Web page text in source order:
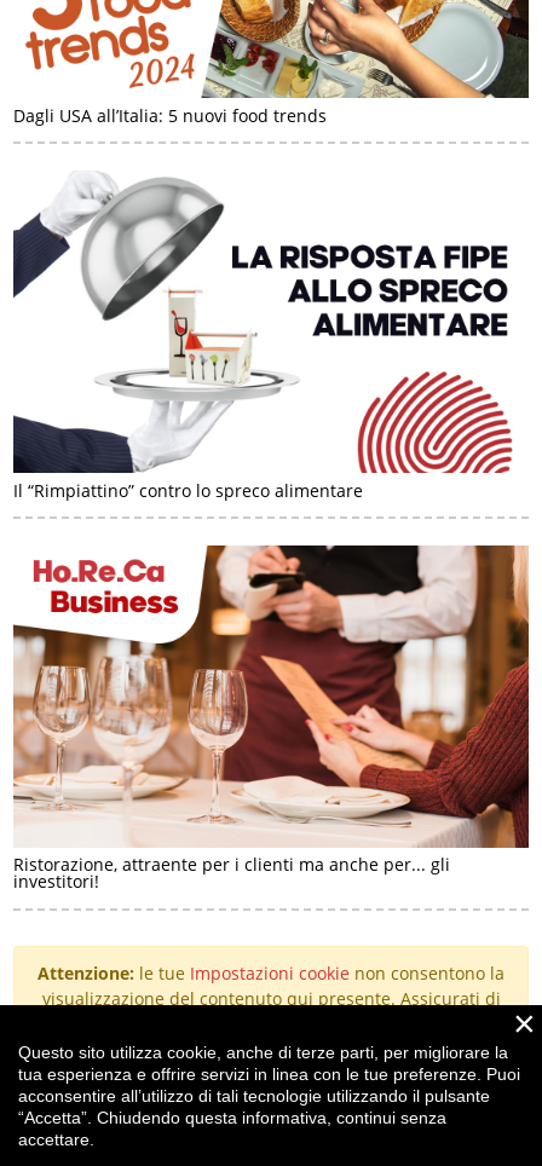
Dagli USA all’Italia: 5 nuovi food trends
Il “Rimpiattino” contro lo spreco alimentare
Ristorazione, attraente per i clienti ma anche per... gli
investitori!
Attenzione: le tue Impostazioni cookie non consentono la
visualizzazione del contenuto qui presente. Assicurati di
dell'esperienza".
t.+39 0523 364107
×
Questo sito utilizza cookie, anche di terze parti, per migliorare la
tua esperienza e offrire servizi in linea con le tue preferenze. Puoi
acconsentire all’utilizzo di tali tecnologie utilizzando il pulsante
“Accetta”. Chiudendo questa informativa, continui senza
accettare.